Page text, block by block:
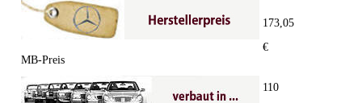
MB-Preis
173,05
€
110